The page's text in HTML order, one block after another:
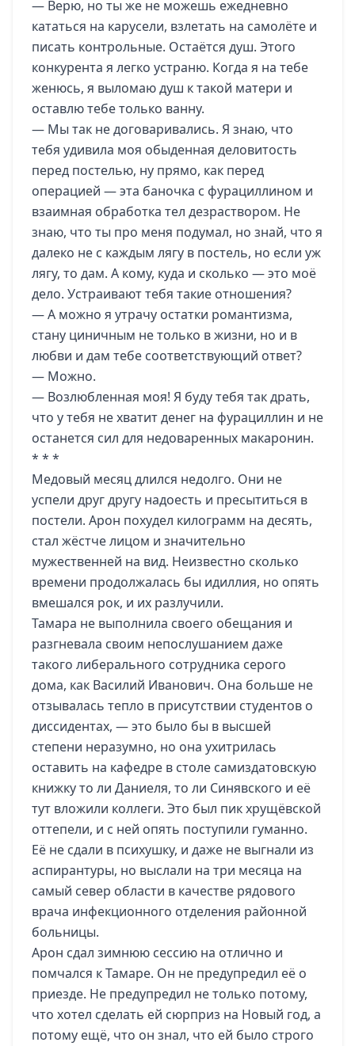
— Верю, но ты же не можешь ежедневно
кататься на карусели, взлетать на самолёте и
писать контрольные. Остаётся душ. Этого
конкурента я легко устраню. Когда я на тебе
женюсь, я выломаю душ к такой матери и
оставлю тебе только ванну.
— Мы так не договаривались. Я знаю, что
тебя удивила моя обыденная деловитость
перед постелью, ну прямо, как перед
операцией — эта баночка с фурациллином и
взаимная обработка тел дезраствором. Не
знаю, что ты про меня подумал, но знай, что я
далеко не с каждым лягу в постель, но если уж
лягу, то дам. А кому, куда и сколько — это моё
дело. Устраивают тебя такие отношения?
— А можно я утрачу остатки романтизма,
стану циничным не только в жизни, но и в
любви и дам тебе соответствующий ответ?
— Можно.
— Возлюбленная моя! Я буду тебя так драть,
что у тебя не хватит денег на фурациллин и не
останется сил для недоваренных макаронин.
* * *
Медовый месяц длился недолго. Они не
успели друг другу надоесть и пресытиться в
постели. Арон похудел килограмм на десять,
стал жёстче лицом и значительно
мужественней на вид. Неизвестно сколько
времени продолжалась бы идиллия, но опять
вмешался рок, и их разлучили.
Тамара не выполнила своего обещания и
разгневала своим непослушанием даже
такого либерального сотрудника серого
дома, как Василий Иванович. Она больше не
отзывалась тепло в присутствии студентов о
диссидентах, — это было бы в высшей
степени неразумно, но она ухитрилась
оставить на кафедре в столе самиздатовскую
книжку то ли Даниеля, то ли Синявского и её
тут вложили коллеги. Это был пик хрущёвской
оттепели, и с ней опять поступили гуманно.
Её не сдали в психушку, и даже не выгнали из
аспирантуры, но выслали на три месяца на
самый север области в качестве рядового
врача инфекционного отделения районной
больницы.
Арон сдал зимнюю сессию на отлично и
помчался к Тамаре. Он не предупредил её о
приезде. Не предупредил не только потому,
что хотел сделать ей сюрприз на Новый год, а
потому ещё, что он знал, что ей было строго